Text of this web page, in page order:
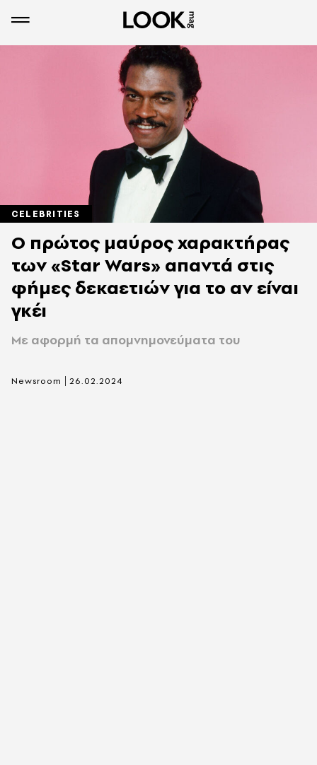
CELEBRITIES
Ο πρώτος μαύρος χαρακτήρας
των «Star Wars» απαντά στις
φήμες δεκαετιών για το αν είναι
γκέι
Mε αφορμή τα απομνημονεύματα του
Newsroom | 26.02.2024